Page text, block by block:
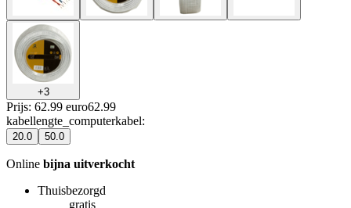
+3
Prijs: 62.99 euro62.99
kabellengte_computerkabel:
20.0 50.0
Online bijna uitverkocht
Thuisbezorgd
gratis